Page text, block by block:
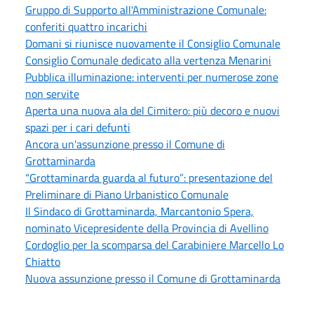
Gruppo di Supporto all'Amministrazione Comunale:
conferiti quattro incarichi
Domani si riunisce nuovamente il Consiglio Comunale
Consiglio Comunale dedicato alla vertenza Menarini
Pubblica illuminazione: interventi per numerose zone
non servite
Aperta una nuova ala del Cimitero: più decoro e nuovi
spazi per i cari defunti
Ancora un'assunzione presso il Comune di
Grottaminarda
“Grottaminarda guarda al futuro”: presentazione del
Preliminare di Piano Urbanistico Comunale
Il Sindaco di Grottaminarda, Marcantonio Spera,
nominato Vicepresidente della Provincia di Avellino
Cordoglio per la scomparsa del Carabiniere Marcello Lo
Chiatto
Nuova assunzione presso il Comune di Grottaminarda